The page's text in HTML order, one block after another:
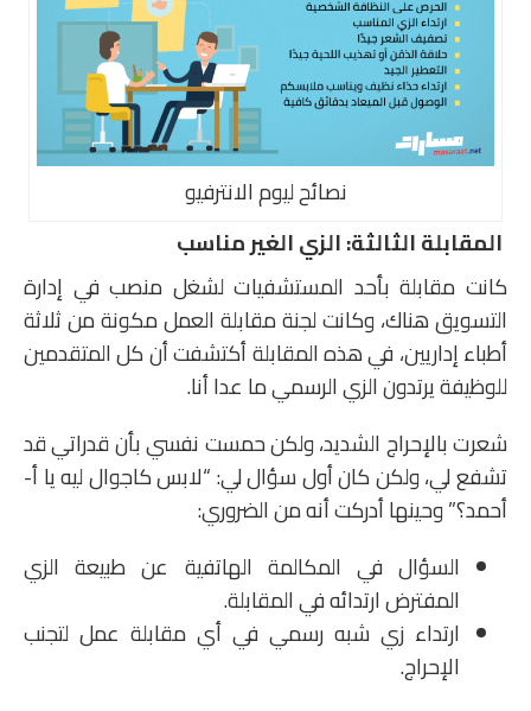
نصائح ليوم الانترفيو
المقابلة الثالثة:الزي الغير مناسب
كانت مقابلة بأحد المستشفيات لشغل منصب في إدارة
التسويق هناك، وكانت لجنة مقابلة العمل مكونة من ثلاثة
أطباء إداريين، في هذه المقابلة أكتشفت أن كل المتقدمين
للوظيفة يرتدون الزي الرسمي ما عدا أنا.
شعرت بالإحراج الشديد، ولكن حمست نفسي بأن قدراتي قد
تشفع لي، ولكن كان أول سؤال لي: “لابس كاجوال ليه يا أ-
أحمد؟” وحينها أدركت أنه من الضروري:
السؤال في المكالمة الهاتفية عن طبيعة الزي
المفترض ارتدائه في المقابلة.
ارتداء زي شبه رسمي في أي مقابلة عمل لتجنب
الإحراج.